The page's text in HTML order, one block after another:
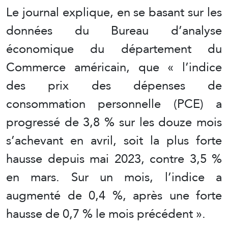
Le journal explique, en se basant sur les
données du Bureau d’analyse
économique du département du
Commerce américain, que « l’indice
des prix des dépenses de
consommation personnelle (PCE) a
progressé de 3,8 % sur les douze mois
s’achevant en avril, soit la plus forte
hausse depuis mai 2023, contre 3,5 %
en mars. Sur un mois, l’indice a
augmenté de 0,4 %, après une forte
hausse de 0,7 % le mois précédent ».